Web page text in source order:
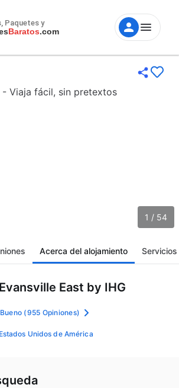
Paquetes y
Baratos.com
1 / 54
Acerca del alojamiento Servicios
East by IHG
(955 Opiniones)
Unidos de América